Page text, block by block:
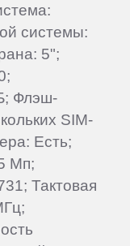
системы:
5";
Флэш-
SIM-
Есть;
Мп;
Тактовая